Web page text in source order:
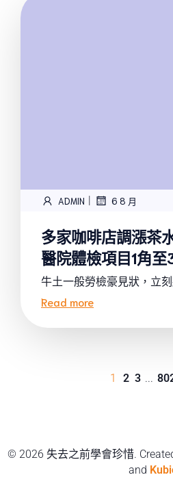
ADMIN | 6 8 月
多家咖啡店調漲茶
醫院體檢項目1角至
牛土一般勞檢豪見狀，立
Read more
1 2 3 ...
© 2026 失去之前學會珍惜.
and